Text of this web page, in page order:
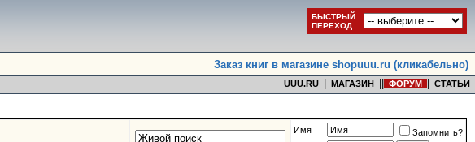
БЫСТРЫЙ
ПЕРЕХОД
Заказ книг в магазине shopuuu.ru (кликабельно)
UUU.RU МАГАЗИН ФОРУМ СТАТЬИ
Имя
Запомнить?